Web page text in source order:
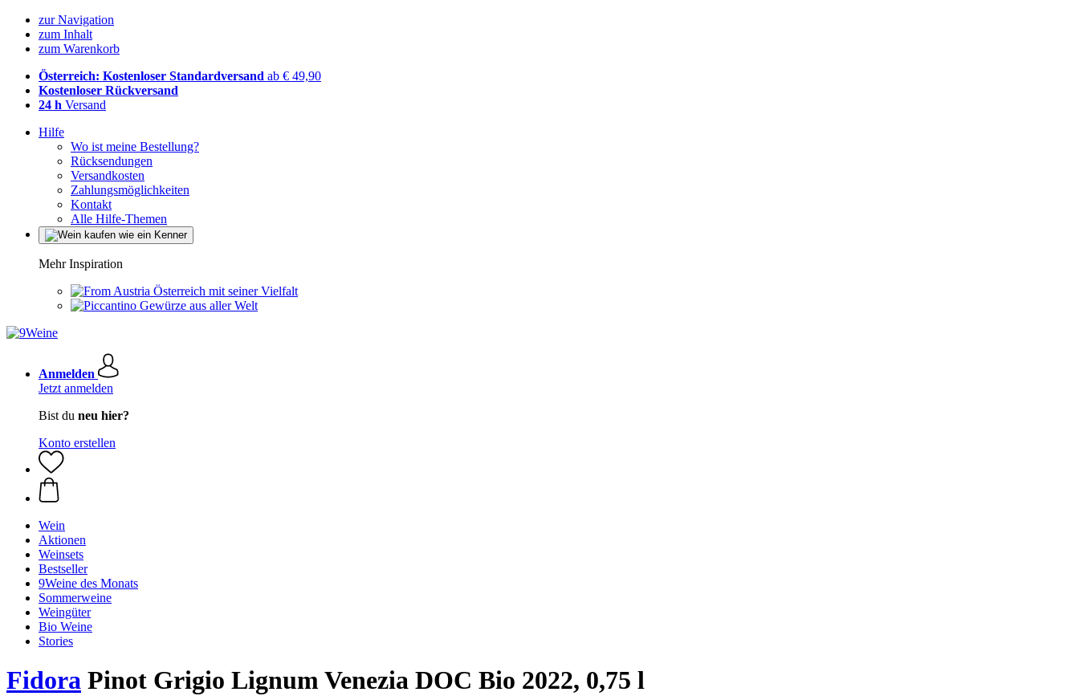
zur Navigation
zum Inhalt
zum Warenkorb
Österreich: Kostenloser Standardversand ab € 49,90
Kostenloser Rückversand
24 h Versand
Hilfe
Wo ist meine Bestellung?
Rücksendungen
Versandkosten
Zahlungsmöglichkeiten
Kontakt
Alle Hilfe-Themen
Mehr Inspiration
Österreich mit seiner Vielfalt
Gewürze aus aller Welt
Anmelden
Jetzt anmelden
Bist du neu hier?
Konto erstellen
Wein
Aktionen
Weinsets
Bestseller
9Weine des Monats
Sommerweine
Weingüter
Bio Weine
Stories
Fidora Pinot Grigio Lignum Venezia DOC Bio 2022, 0,75 l